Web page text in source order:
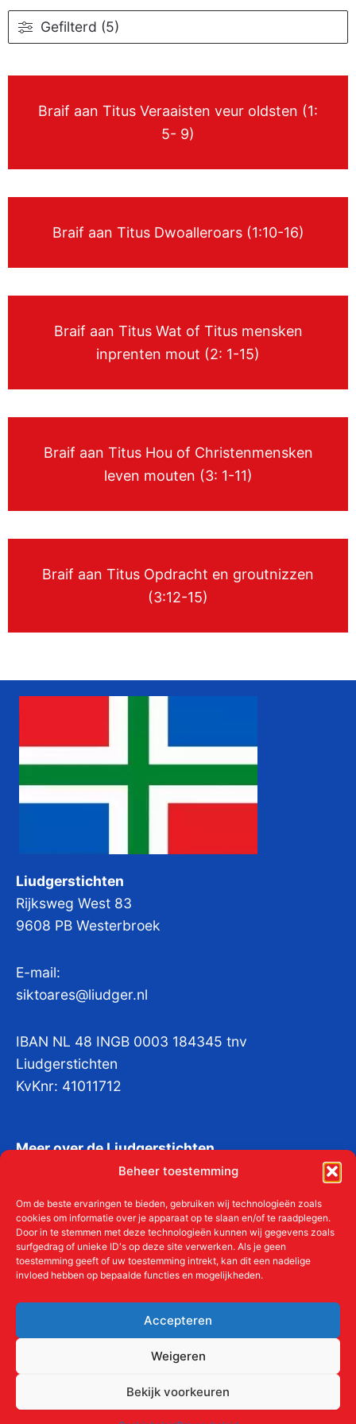
Beheer toestemming
Om de beste ervaringen te bieden, gebruiken wij technologieën zoals
cookies om informatie over je apparaat op te slaan en/of te raadplegen.
Door in te stemmen met deze technologieën kunnen wij gegevens zoals
surfgedrag of unieke ID's op deze site verwerken. Als je geen
toestemming geeft of uw toestemming intrekt, kan dit een nadelige
invloed hebben op bepaalde functies en mogelijkheden.
Accepteren
Weigeren
Bekijk voorkeuren
Gefilterd (5)
Braif aan Titus Veraaisten veur oldsten (1:
5- 9)
Braif aan Titus Dwoalleroars (1:10-16)
Braif aan Titus Wat of Titus mensken
inprenten mout (2: 1-15)
Braif aan Titus Hou of Christenmensken
leven mouten (3: 1-11)
Braif aan Titus Opdracht en groutnizzen
(3:12-15)
Liudgerstichten
Rijksweg West 83
9608 PB Westerbroek
E-mail:
siktoares@liudger.nl
IBAN NL 48 INGB 0003 184345 tnv
Liudgerstichten
KvKnr: 41011712
Meer over de Liudgerstichten
Aanmelden als donateur
ANBI
Beleidsplan